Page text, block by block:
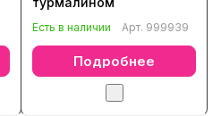
Есть в наличии Арт. 999939
Подробнее